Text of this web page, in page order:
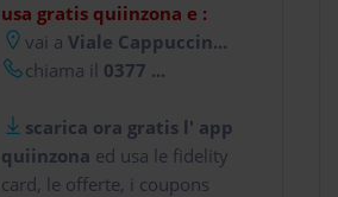
usa gratis quiinzona e :
vai aViale Cappuccin...
chiama il 0377 ...
scarica ora gratis l' app
quiinzona ed usa le fidelity
card, le offerte, i coupons